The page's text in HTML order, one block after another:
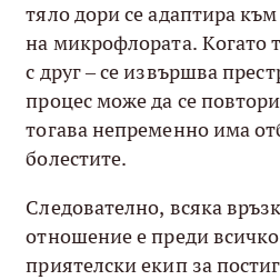
тяло дори се адаптира
на микрофлората. Когато
с друг – се извършва
процес може да се
тогава непременно има
болестите.
Следователно, всяка
отношение е преди всичко
приятелски екип за